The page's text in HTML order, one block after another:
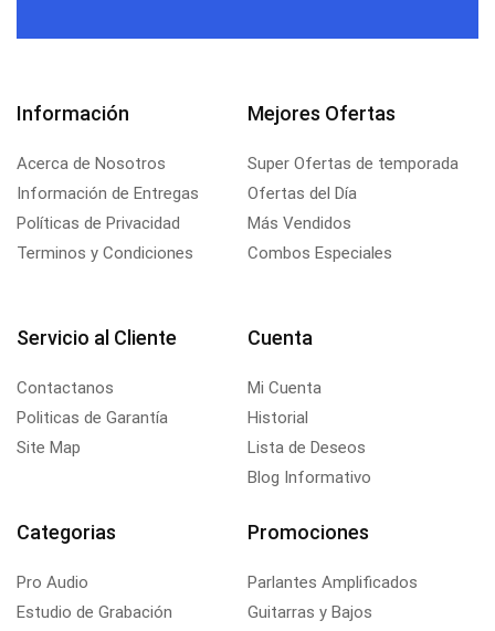
Información
Acerca de Nosotros
Información de Entregas
Políticas de Privacidad
Terminos y Condiciones
Mejores Ofertas
Super Ofertas de temporada
Ofertas del Día
Más Vendidos
Combos Especiales
Servicio al Cliente
Contactanos
Politicas de Garantía
Site Map
Cuenta
Mi Cuenta
Historial
Lista de Deseos
Blog Informativo
Categorias
Pro Audio
Estudio de Grabación
Promociones
Parlantes Amplificados
Guitarras y Bajos